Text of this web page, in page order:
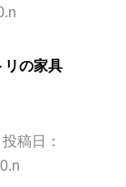
リの家具
投稿日：